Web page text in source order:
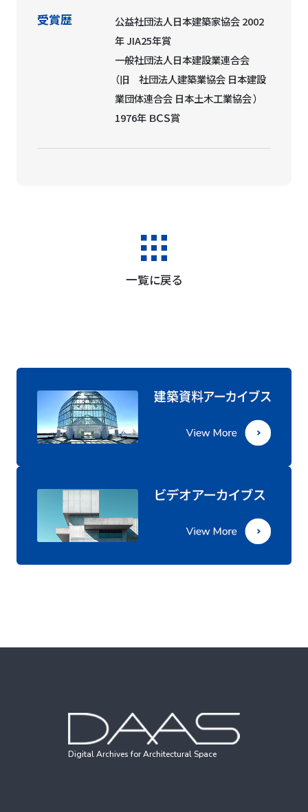
受賞歴
公益社団法人日本建築家協会 2002
年 JIA25年賞
一般社団法人日本建設業連合会
（旧 社団法人建築業協会 日本建設
業団体連合会 日本土木工業協会 ）
1976年 ＢＣＳ賞
一覧に戻る
Digital Archives for Architectural Space